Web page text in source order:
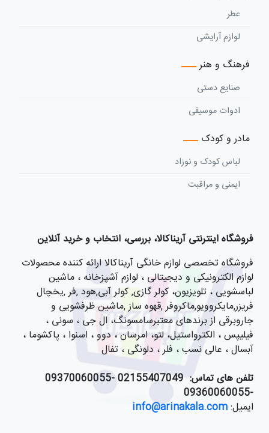
فروشگاه اینترنتی آریناکالا، بررسی، انتخاب و خرید آنلاین
فروشگاه تخصصی لوازم خانگی آریناکالا ارائه کننده محصولات
لوازم الکترونیکی و دیجیتالی ، لوازم آشپزخانه ، ماشین
لباسشویی ، تلویزیون، کولر گازی, کولر آبی,هود ,فر ,یخچال
فریزر,مایکروویو,ماکروفر ,قهوه ساز ,ماشین ظرفشویی و
جاروبرقی از برندهای معتبرسامسونگ، ال جی ، سونی ،
فیلیپس ، الکترواستیل، لتو، امرسان ، دوو ، اسنوا ، پاکشوما ،
آبسال ، عالی نسب ، فلر ، دلونگی ، تفال
تلفن های تماس:
021
55407049 -09370060055
-09360060055
ایمیل:info@arinakala.com
عطر
لوازم آرایشی
فرهنگ و هنر
صنایع دستی
ادوات موسیقی
مادر و کودک
لباس کودک و نوزاد
ایمنی و مراقبت